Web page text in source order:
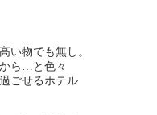
い物でも無し。
ら…と色々
ごせるホテル